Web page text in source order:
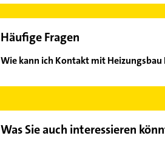
Häufige Fragen
Wie kann ich Kontakt mit
Was Sie auch interessieren